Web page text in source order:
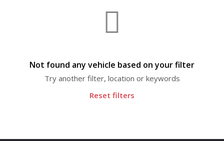
Not found any vehicle based on your filter
Try another filter, location or keywords
Reset filters